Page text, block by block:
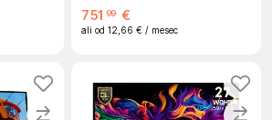
751 99 €
ali od 12,66 € / mesec